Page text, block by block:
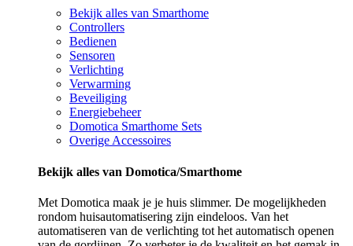
Bekijk alles van Smarthome
Controllers
Bedienen
Sensoren
Verlichting
Verwarming
Beveiliging
Energiebeheer
Domotica Smarthome Sets
Overige Accessoires
Bekijk alles van Domotica/Smarthome
Met Domotica maak je je huis slimmer. De mogelijkheden
rondom huisautomatisering zijn eindeloos. Van het
automatiseren van de verlichting tot het automatisch openen